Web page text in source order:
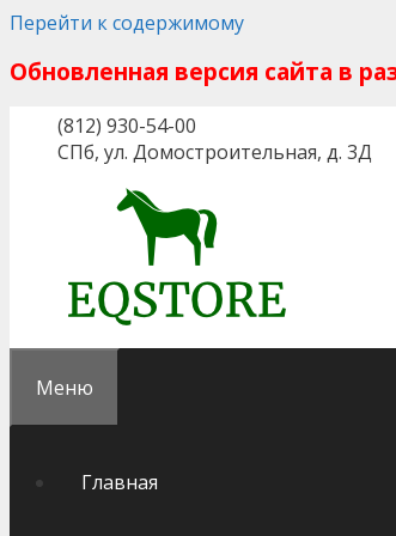
Перейти к содержимому
Обновленная версия сайта в
(812) 930-54-00
СПб, ул. Домостроительная, д. 3Д
Меню
Главная